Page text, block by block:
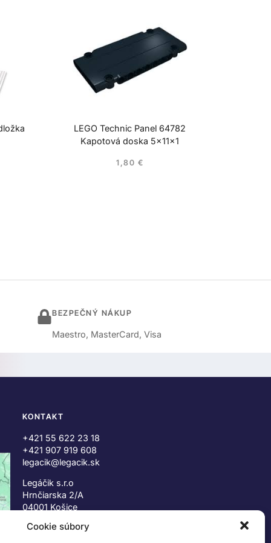
Cookie súbory
LEGO Technic Panel 64782
Kapotová doska 5x11x1
1,80 €
BEZPEČNÝ NÁKUP
Maestro, MasterCard, Visa
KONTAKT
+421 55 622 23 18
+421 907 919 608
legacik@legacik.sk
Legáčik s.r.o
Hrnčiarska 2/A
04001 Košice